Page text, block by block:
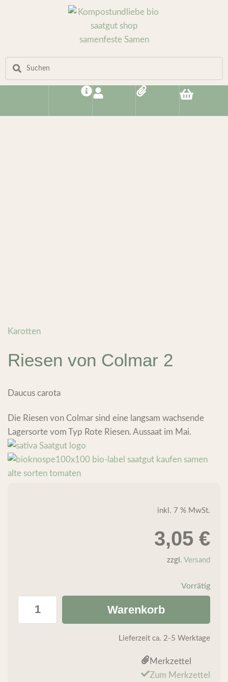
Karotten
Riesen von Colmar 2
Daucus carota
Die Riesen von Colmar sind eine langsam wachsende
Lagersorte vom Typ Rote Riesen. Aussaat im Mai.
inkl. 7 % MwSt.
3,05 €
zzgl. Versand
Vorrätig
Warenkorb
Lieferzeit ca. 2-5 Werktage
Merkzettel
Zum Merkzettel